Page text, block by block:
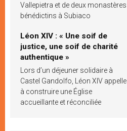
Vallepietra et de deux monastères
bénédictins à Subiaco
Léon XIV : « Une soif de
justice, une soif de charité
authentique »
Lors d’un déjeuner solidaire à
Castel Gandolfo, Léon XIV appelle
à construire une Église
accueillante et réconciliée